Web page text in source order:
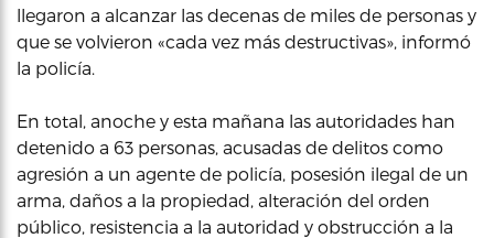
llegaron a alcanzar las decenas de miles de personas y
que se volvieron «cada vez más destructivas», informó
la policía.
En total, anoche y esta mañana las autoridades han
detenido a 63 personas, acusadas de delitos como
agresión a un agente de policía, posesión ilegal de un
arma, daños a la propiedad, alteración del orden
público, resistencia a la autoridad y obstrucción a la